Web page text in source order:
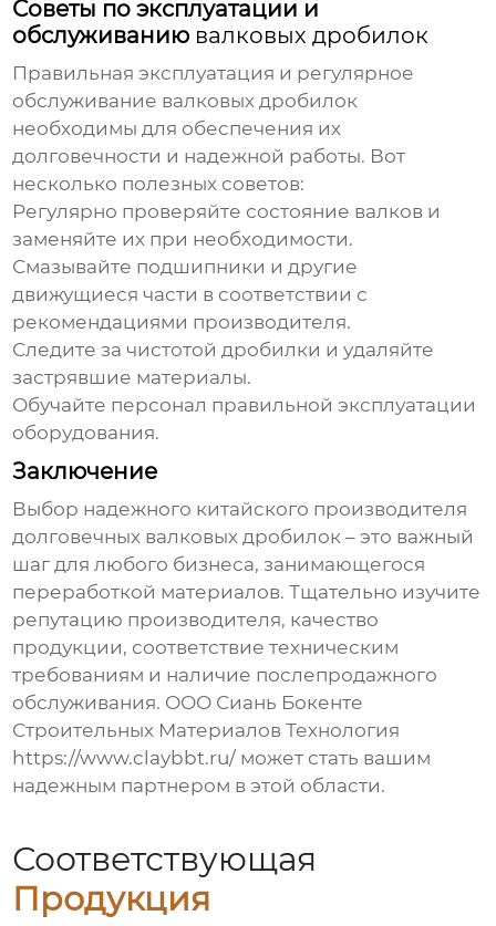
Советы по эксплуатации и
обслуживанию валковых дробилок
Правильная эксплуатация и регулярное
обслуживание валковых дробилок
необходимы для обеспечения их
долговечности и надежной работы. Вот
несколько полезных советов:
Регулярно проверяйте состояние валков и
заменяйте их при необходимости.
Смазывайте подшипники и другие
движущиеся части в соответствии с
рекомендациями производителя.
Следите за чистотой дробилки и удаляйте
застрявшие материалы.
Обучайте персонал правильной эксплуатации
оборудования.
Заключение
Выбор надежного китайского производителя
долговечных валковых дробилок – это важный
шаг для любого бизнеса, занимающегося
переработкой материалов. Тщательно изучите
репутацию производителя, качество
продукции, соответствие техническим
требованиям и наличие послепродажного
обслуживания. ООО Сиань Бокенте
Строительных Материалов Технология
https://www.claybbt.ru/ может стать вашим
надежным партнером в этой области.
Соответствующая
Продукция